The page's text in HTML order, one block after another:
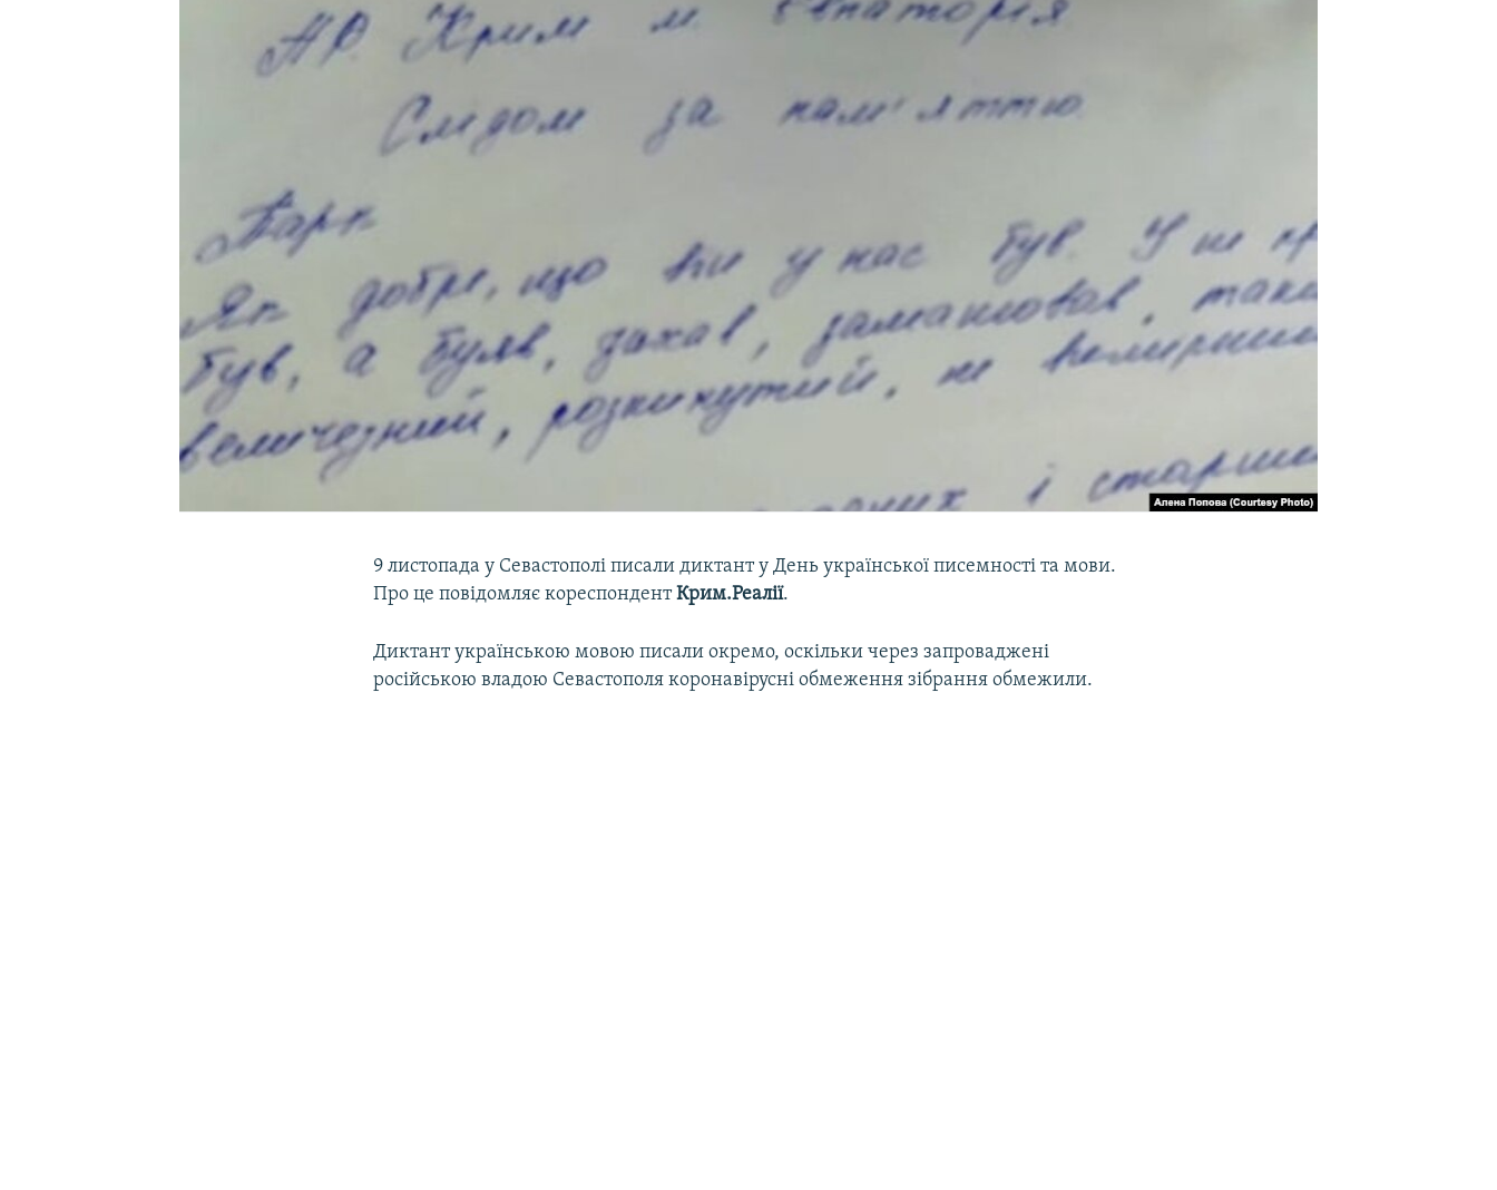
9 листопада у Севастополі писали диктант у День української писемності та мови.
Про це повідомляє кореспондентКрим.Реалії.
Диктант українською мовою писали окремо, оскільки через запроваджені
російською владою Севастополя коронавірусні обмеження зібрання обмежили.